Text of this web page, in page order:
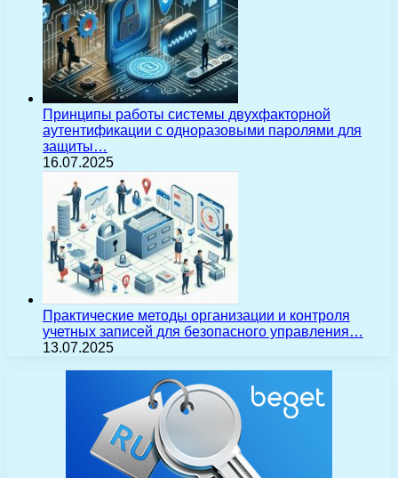
Принципы работы системы двухфакторной
аутентификации с одноразовыми паролями для
защиты…
16.07.2025
Практические методы организации и контроля
учетных записей для безопасного управления…
13.07.2025